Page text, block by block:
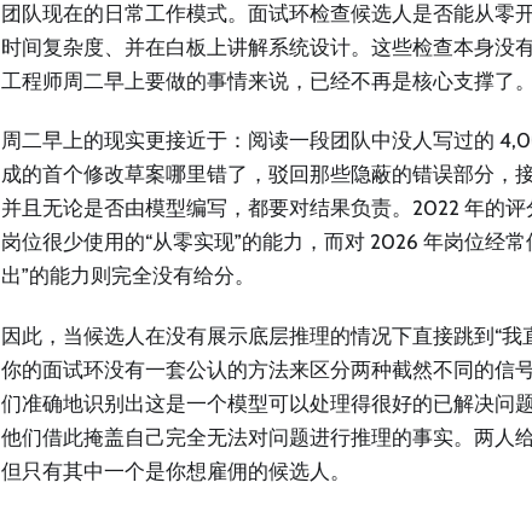
团队现在的日常工作模式。面试环检查候选人是否能从零
时间复杂度、并在白板上讲解系统设计。这些检查本身没
工程师周二早上要做的事情来说，已经不再是核心支撑了。
周二早上的现实更接近于：阅读一段团队中没人写过的
成的首个修改草案哪里错了，驳回那些隐蔽的错误部分，
并且无论是否由模型编写，都要对结果负责。2022 年的
岗位很少使用的“从零实现”的能力，而对 2026 年岗位经常
出”的能力则完全没有给分。
因此，当候选人在没有展示底层推理的情况下直接跳到“我
你的面试环没有一套公认的方法来区分两种截然不同的信
们准确地识别出这是一个模型可以处理得很好的已解决问
他们借此掩盖自己完全无法对问题进行推理的事实。两人
但只有其中一个是你想雇佣的候选人。